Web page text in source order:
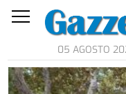
05 AGOSTO